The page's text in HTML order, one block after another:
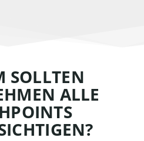
SOLLTEN
ALLE